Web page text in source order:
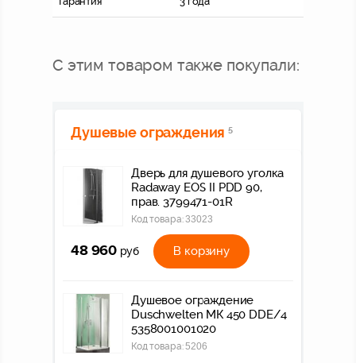
С этим товаром также покупали:
Душевые ограждения 5
Дверь для душевого уголка
Radaway EOS II PDD 90,
прав. 3799471-01R
Код товара:33023
48 960 руб В корзину
Душевое ограждение
Duschwelten МК 450 DDE/4
5358001001020
Код товара:5206